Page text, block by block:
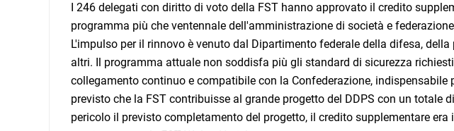
I 246 delegati con diritto di voto della FST hanno approvato il credito
programma più che ventennale dell'amministrazione di società e
L'impulso per il rinnovo è venuto dal Dipartimento federale della difesa,
altri. Il programma attuale non soddisfa più gli standard di sicurezza
collegamento continuo e compatibile con la Confederazione, indispensabile
previsto che la FST contribuisse al grande progetto del DDPS con un totale
pericolo il previsto completamento del progetto, il credito supplementare